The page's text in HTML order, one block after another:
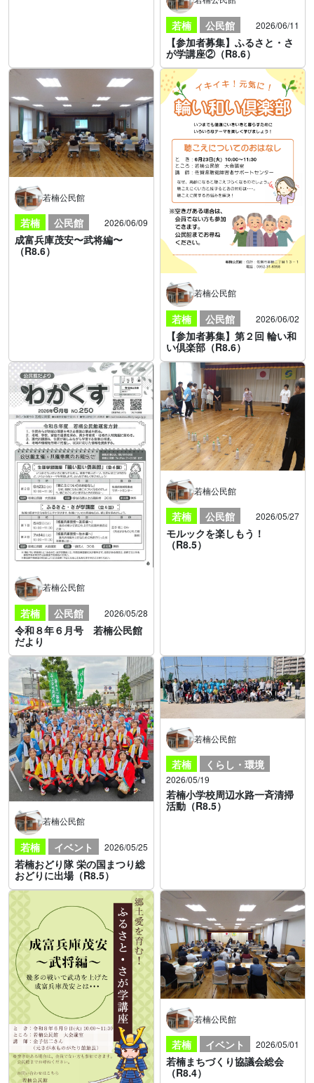
若楠 公民館 2026/06/11
【参加者募集】ふるさと・さ
が学講座②（R8.6）
若楠公民館
若楠 公民館 2026/06/09
成富兵庫茂安〜武将編〜
（R8.6）
若楠公民館
若楠 公民館 2026/06/02
【参加者募集】第２回 輪い和
い倶楽部（R8.6）
若楠公民館
若楠 公民館 2026/05/28
令和８年６月号 若楠公民館
だより
若楠公民館
若楠 公民館 2026/05/27
モルックを楽しもう！
（R8.5）
若楠公民館
若楠 イベント 2026/05/25
若楠おどり隊 栄の国まつり総
おどりに出場（R8.5）
若楠公民館
若楠 くらし・環境
2026/05/19
若楠小学校周辺水路一斉清掃
活動（R8.5）
若楠公民館
若楠 イベント 2026/05/01
若楠まちづくり協議会総会
（R8.4）